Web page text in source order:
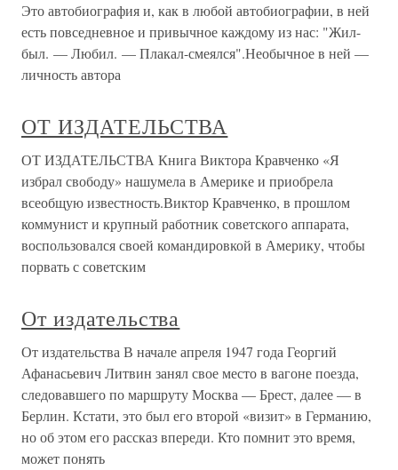
Это автобиография и, как в любой автобиографии, в ней
есть повседневное и привычное каждому из нас: "Жил-
был. — Любил. — Плакал-смеялся".Необычное в ней —
личность автора
ОТ ИЗДАТЕЛЬСТВА
ОТ ИЗДАТЕЛЬСТВА Книга Виктора Кравченко «Я
избрал свободу» нашумела в Америке и приобрела
всеобщую известность.Виктор Кравченко, в прошлом
коммунист и крупный работник советского аппарата,
воспользовался своей командировкой в Америку, чтобы
порвать с советским
От издательства
От издательства В начале апреля 1947 года Георгий
Афанасьевич Литвин занял свое место в вагоне поезда,
следовавшего по маршруту Москва — Брест, далее — в
Берлин. Кстати, это был его второй «визит» в Германию,
но об этом его рассказ впереди. Кто помнит это время,
может понять